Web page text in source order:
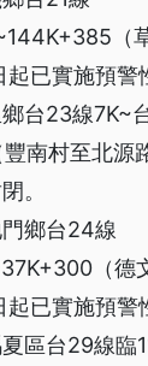
（
已實施預警
台23線7K~
南村至北源
。
鄉台24線
（德
已實施預警
區台29線臨